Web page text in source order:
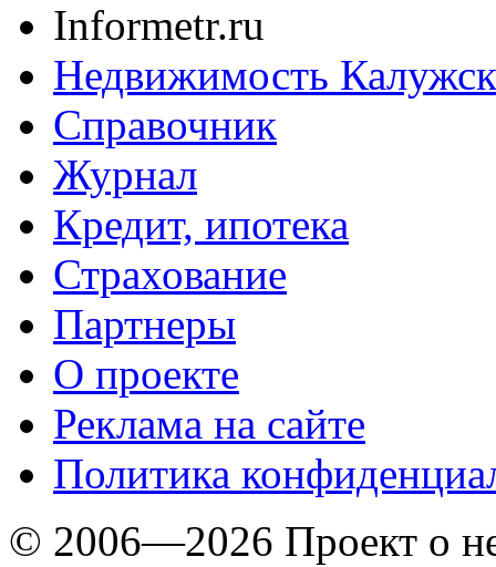
Informetr.ru
Недвижимость
Справочник
Журнал
Кредит, ипотека
Страхование
Партнеры
O проекте
Реклама на сайте
Политика
© 2006—2026 Проект о